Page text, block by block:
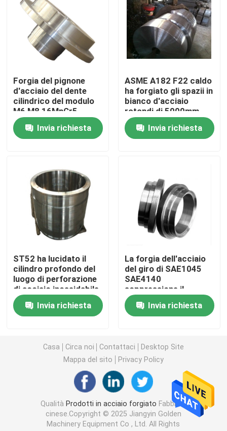
Giro della fabbrica
Controllo di qualità
Notizie
Richieda una citazione
Assi d'acciaio forgiate
Anelli d'acciaio forgiati
Blocco d'acciaio forgiato
Maniche forgiate
Spazii in bianco d'acciaio
Rod d'acciaio lucidato
Rod d'acciaio luminoso
Forgia del pignone
d'acciaio del dente
cilindrico del modulo
M6 M8 16MnCr5
20CrMnMo di alta
qualità GR3.0
Invia richiesta
ASME A182 F22 caldo
ha forgiato gli spazii in
bianco d'acciaio
rotondi di 5000mm
Invia richiesta
ST52 ha lucidato il
cilindro profondo del
luogo di perforazione
di acciaio inossidabile
di durezza 40HRC
Invia richiesta
La forgia dell'acciaio
del giro di SAE1045
SAE4140
soppressione il
metallo 4340 che
timbra lo spazio in
bianco d'acciaio
Invia richiesta
Casa Circa noi Contattaci
Desktop Site
Mappa del sito
Privacy Policy
Qualità Prodotti in acciaio forgiato Fabbrica
cinese.Copyright © 2025 Jiangyin Golden
Machinery Equipment Co , Ltd. All Rights